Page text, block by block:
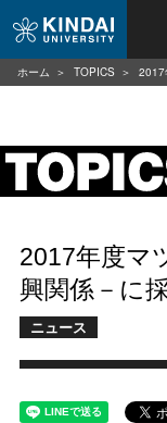
2017年度マ
興関係－に
ニュース
ホーム TOPICS 2017